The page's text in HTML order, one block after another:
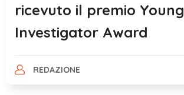
ricevuto il premio Young
Investigator Award
REDAZIONE